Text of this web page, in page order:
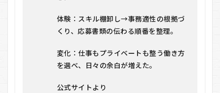
体験：スキル棚卸し→事務適性の根拠づ
くり、応募書類の伝わる順番を整理。
変化：仕事もプライベートも整う働き方
を選べ、日々の余白が増えた。
公式サイトより